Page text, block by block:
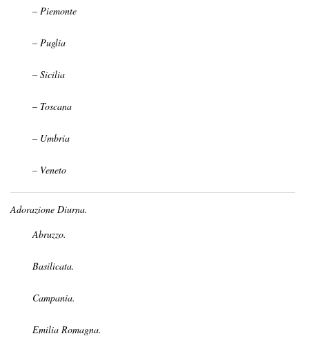
– Piemonte
– Puglia
– Sicilia
– Toscana
– Umbria
– Veneto
Adorazione Diurna.
Abruzzo.
Basilicata.
Campania.
Emilia Romagna.